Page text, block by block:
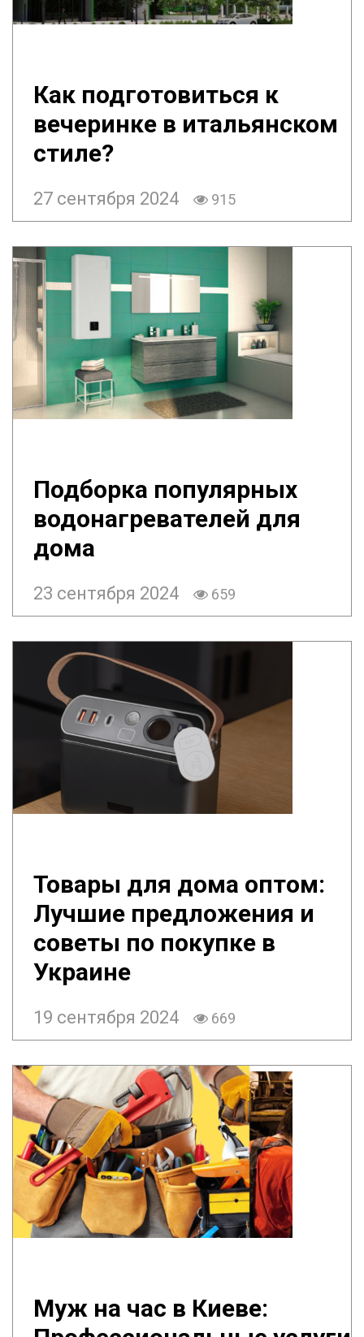
Как подготовиться к
вечеринке в итальянском
стиле?
27 сентября 2024 915
Подборка популярных
водонагревателей для
дома
23 сентября 2024 659
Товары для дома оптом:
Лучшие предложения и
советы по покупке в
Украине
19 сентября 2024 669
Муж на час в Киеве: